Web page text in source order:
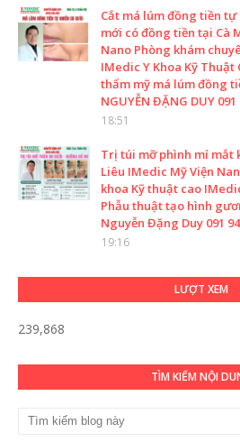
Cắt má lúm đồng tiền
mới có đồng tiền tại Cà
Nano Phòng khám
IMedic Y Khoa Kỹ
thẩm mỹ má lúm đồng
NGUYỄN ĐẶNG DUY 091
18:51
Trị túi mỡ phình mí mắt
Liêu IMedic Mỹ Viện
khoa Kỹ thuật cao
Phẫu thuật tạo hình
Nguyễn Đặng Duy 091
19:16
LƯỢT XEM
239,868
TÌM KIẾM NỘI